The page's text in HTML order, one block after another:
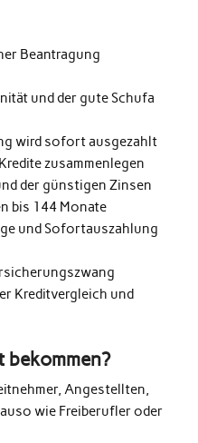
Beantragung
und der gute Schufa
wird sofort ausgezahlt
zusammenlegen
der günstigen Zinsen
bis 144 Monate
und Sofortauszahlung
Kreditvergleich und
Angestellten,
wie Freiberufler oder